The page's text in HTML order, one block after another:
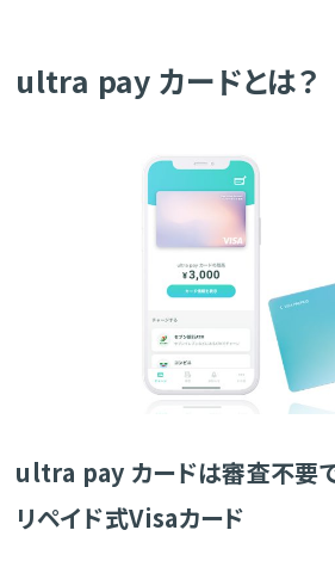
ultra pay カードとは？
ultra pay カードは審査不要
リペイド式Visaカード